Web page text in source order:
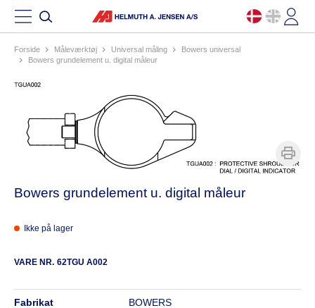
Forside måleværktøj universal måling
bowers universal
bowers grundelement u. digital måleur
Bowers grundelement u. digital måleur
Ikke på lager
VARE NR. 62TGU A002
fabrikat BOWERS